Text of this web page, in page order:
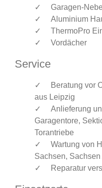
Garagen-
Aluminium
ThermoPro
Vordächer
Service
Beratung vor
aus Leipzig
Anlieferung
Garagentore,
Torantriebe
Wartung von
Sachsen,
Reparatur